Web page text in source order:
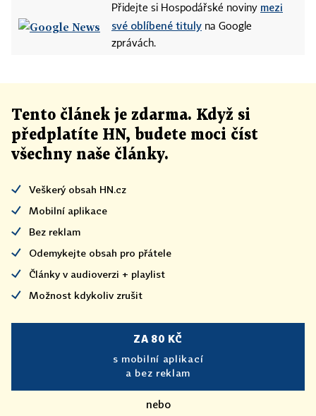
Přidejte si Hospodářské noviny mezi
své oblíbené tituly na Google
zprávách.
Tento článek je zdarma. Když si
předplatíte HN, budete moci číst
všechny naše články.
Veškerý obsah HN.cz
Mobilní aplikace
Bez reklam
Odemykejte obsah pro přátele
Články v audioverzi + playlist
Možnost kdykoliv zrušit
ZA 80 KČ
s mobilní aplikací
a bez reklam
nebo